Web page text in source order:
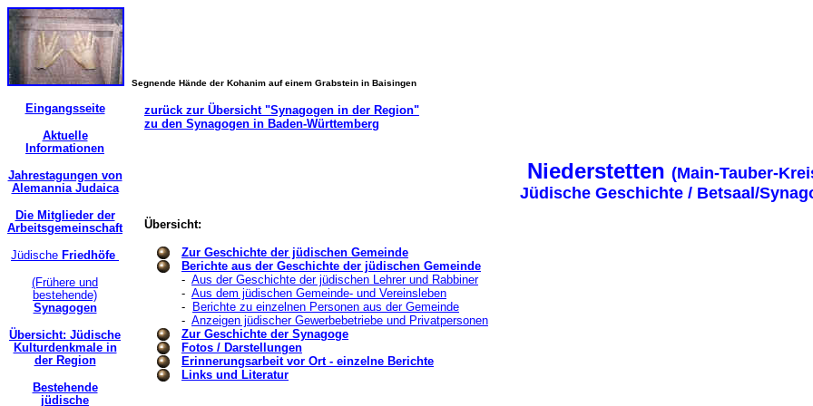
Segnende Hände der Kohanim auf einem Grabstein in Baisingen
Eingangsseite
Aktuelle
Informationen
Jahrestagungen von
Alemannia Judaica
Die Mitglieder der
Arbeitsgemeinschaft
Jüdische Friedhöfe
(Frühere und
bestehende)
Synagogen
Übersicht: Jüdische
Kulturdenkmale in
der Region
Bestehende
jüdische
zurück zur Übersicht "Synagogen in der Region"
zu den Synagogen in Baden-Württemberg
Niederstetten (Main-Tauber-
Jüdische Geschichte / Betsaal/
Übersicht:
Zur Geschichte der jüdischen Gemeinde
Berichte aus der Geschichte der jüdischen Gemeinde
- Aus der Geschichte der jüdischen Lehrer und Rabbiner
- Aus dem jüdischen Gemeinde- und Vereinsleben
-
Berichte zu einzelnen Personen aus der Gemeinde
- Anzeigen jüdischer Gewerbebetriebe und Privatpersonen
Zur Geschichte der Synagoge
Fotos / Darstellungen
Erinnerungsarbeit vor Ort - einzelne Berichte
Links und Literatur